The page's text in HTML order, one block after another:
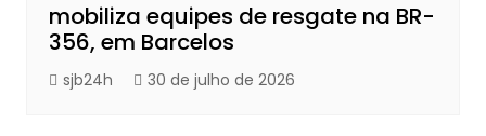
mobiliza equipes de resgate na BR-
356, em Barcelos
sjb24h 30 de julho de 2026